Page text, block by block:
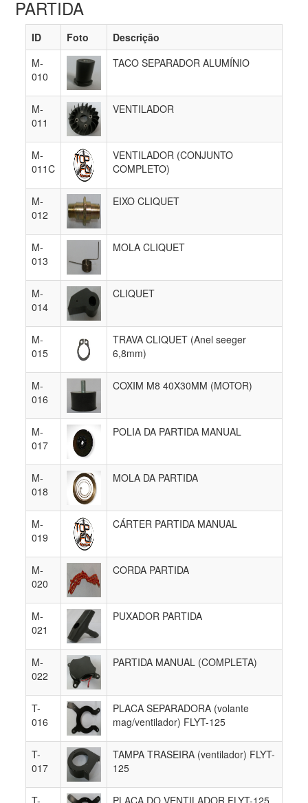
PARTIDA
ID Foto
Descrição
M-
010
TACO SEPARADOR ALUMÍNIO
M-
011
VENTILADOR
M-
011C
VENTILADOR (CONJUNTO
COMPLETO)
M-
012
EIXO CLIQUET
M-
013
MOLA CLIQUET
M-
014
CLIQUET
M-
015
TRAVA CLIQUET (Anel seeger
6,8mm)
M-
016
COXIM M8 40X30MM (MOTOR)
M-
017
POLIA DA PARTIDA MANUAL
M-
018
MOLA DA PARTIDA
M-
019
CÁRTER PARTIDA MANUAL
M-
020
CORDA PARTIDA
M-
021
PUXADOR PARTIDA
M-
022
PARTIDA MANUAL (COMPLETA)
T-
016
PLACA SEPARADORA (volante
mag/ventilador) FLYT-125
T-
017
TAMPA TRASEIRA (ventilador) FLYT-
125
T-
PLACA DO VENTILADOR FLYT-125